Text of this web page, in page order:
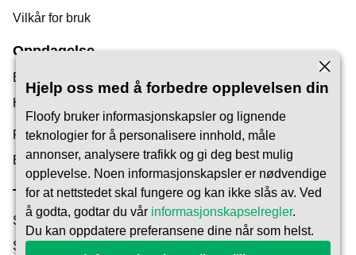
Vilkår for bruk
Oppdagelse
Bloggen vår
Hjelpesenter
Finn en dyrepasser
Bli Pet Carer
Tillit og Sikkerhet
Sikkerhet
Slik fungerer det
Hjelp oss med å forbedre opplevelsen din
Floofy bruker informasjonskapsler og lignende
teknologier for å personalisere innhold, måle
annonser, analysere trafikk og gi deg best mulig
opplevelse. Noen informasjonskapsler er nødvendige
for at nettstedet skal fungere og kan ikke slås av. Ved
å godta, godtar du vår informasjonskapselregler.
Du kan oppdatere preferansene dine når som helst.